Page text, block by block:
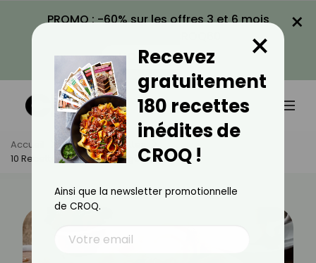
PROMO : -60% sur les offres 3 et 6 mois
VOIR LA PROMO
×
Accueil Actus
Recettes
10 Recettes De Gaufres Légères
Recevez
gratuitement
180 recettes
inédites de
CROQ !
×
Ainsi que la newsletter promotionnelle
de CROQ.